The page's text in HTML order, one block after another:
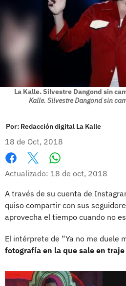
La Kalle. Silvestre Dangond sin
Kalle. Silvestre Dangond sin
Por: Redacción digital La Kalle
18 de Oct, 2018
Facebook
X
Actualizado: 18 de oct, 2018
A través de su cuenta de
quiso compartir con sus
aprovecha el tiempo cuando no
El intérprete de “Ya no me duele
fotografía en la que sale en